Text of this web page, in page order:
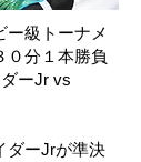
級トーナメ
分１本勝負
ーJr vs
ダーJrが準決